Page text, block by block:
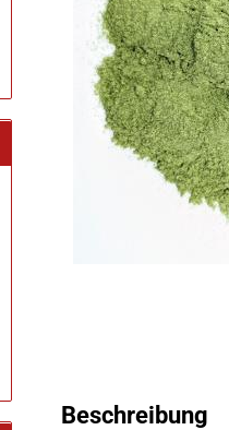
Beschreibung